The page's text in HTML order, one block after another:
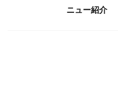
ニュー紹介